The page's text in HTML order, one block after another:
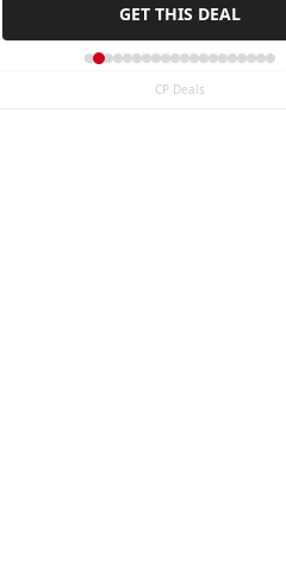
GET THIS DEAL
CP Deals